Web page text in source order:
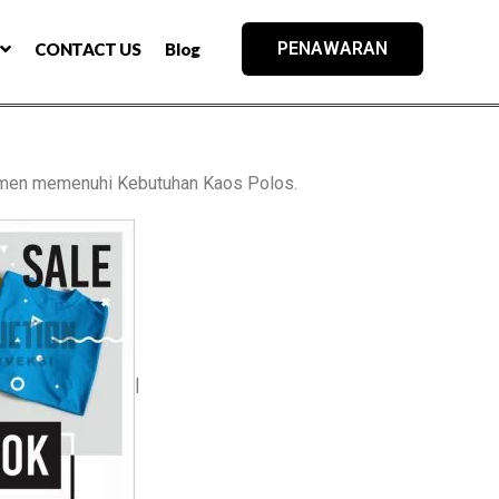
CONTACT US Blog PENAWARAN
memenuhi Kebutuhan Kaos Polos.